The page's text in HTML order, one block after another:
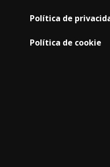
Política de
Política de cookie